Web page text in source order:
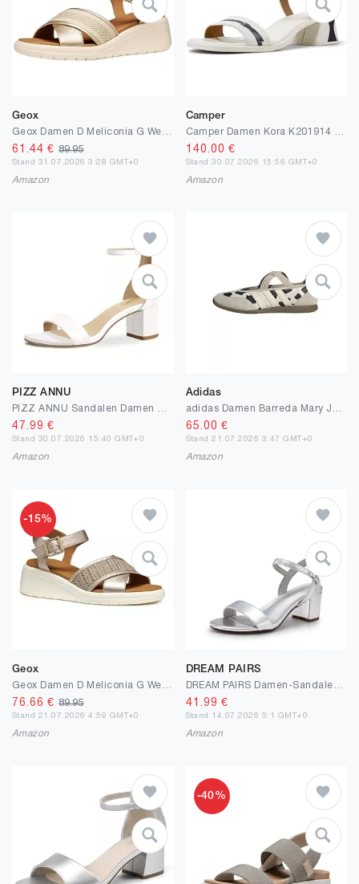
Geox
61.44 €89.95
Stand 31.07.2026 3:28 GMT+0
Amazon
Camper
140.00 €
Stand 30.07.2026 15:56 GMT+0
Amazon
PIZZ ANNU
47.99 €
Stand 30.07.2026 15:40 GMT+0
Amazon
Adidas
65.00 €
Stand 21.07.2026 3:47 GMT+0
Amazon
-15%
Geox
76.66 €89.95
Stand 21.07.2026 4:59 GMT+0
Amazon
DREAM PAIRS
41.99 €
Stand 14.07.2026 5:1 GMT+0
Amazon
-40%